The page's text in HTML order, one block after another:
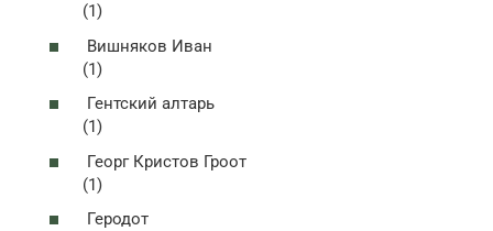
(1)
Вишняков Иван
(1)
Гентский алтарь
(1)
Георг Кристов Гроот
(1)
Геродот